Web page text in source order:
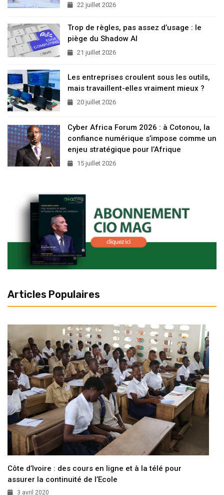
22 juillet 2026
Trop de règles, pas assez d’usage : le
piège du Shadow AI
21 juillet 2026
Les entreprises croulent sous les outils,
mais travaillent-elles vraiment mieux ?
20 juillet 2026
Cyber Africa Forum 2026 : à Cotonou, la
confiance numérique s’impose comme un
enjeu stratégique pour l’Afrique
15 juillet 2026
Articles Populaires
Côte d’Ivoire : des cours en ligne et à la télé pour
assurer la continuité de l’Ecole
3 avril 2020